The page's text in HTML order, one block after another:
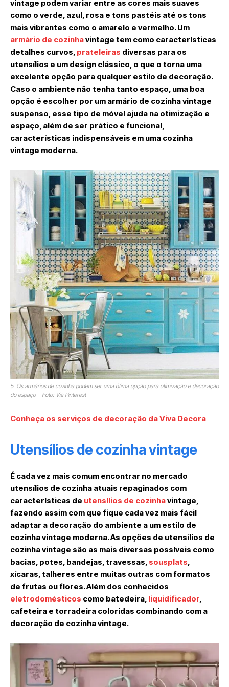
vintage podem variar entre as cores mais suaves
como o verde, azul, rosa e tons pastéis até os tons
mais vibrantes como o amarelo e vermelho. Um
armário de cozinhavintage tem como características
detalhes curvos, prateleiras diversas para os
utensílios e um design clássico, o que o torna uma
excelente opção para qualquer estilo de decoração.
Caso o ambiente não tenha tanto espaço, uma boa
opção é escolher por um armário de cozinha vintage
suspenso, esse tipo de móvel ajuda na otimização e
espaço, além de ser prático e funcional,
características indispensáveis em uma cozinha
vintage moderna.
5. Os armários de cozinha podem ser uma ótima opção para otimização e decoração
do espaço – Foto: Via Pinterest
Conheça os serviços de decoração da Viva Decora
Utensílios de cozinha vintage
É cada vez mais comum encontrar no mercado
utensílios de cozinha atuais repaginados com
características de utensílios de cozinhavintage,
fazendo assim com que fique cada vez mais fácil
adaptar a decoração do ambiente a um estilo de
cozinha vintage moderna. As opções de utensílios de
cozinha vintage são as mais diversas possíveis como
bacias, potes, bandejas, travessas, sousplats
xícaras, talheres entre muitas outras com formatos
de frutas ou flores. Além dos conhecidos
eletrodomésticos como batedeira, liquidificador
cafeteira e torradeira coloridas combinando com a
decoração de cozinha vintage.